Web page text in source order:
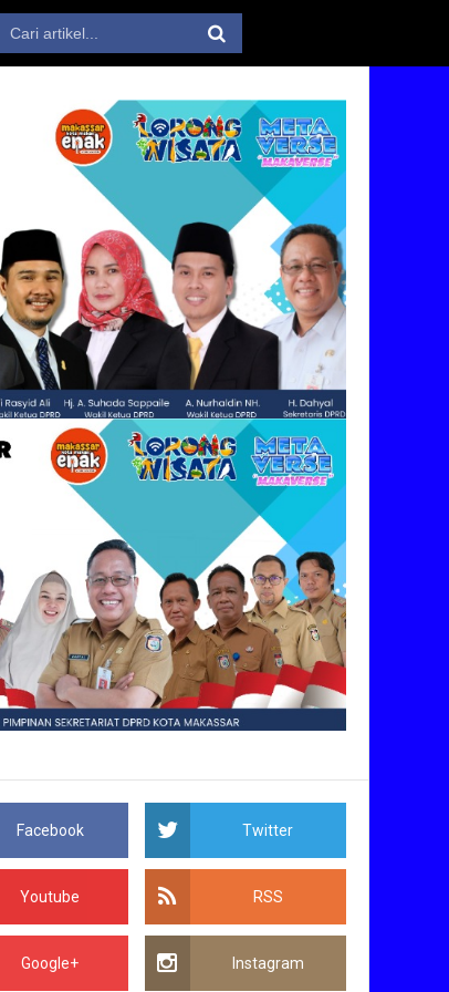
Facebook Twitter
Youtube RSS
Google+ Instagram